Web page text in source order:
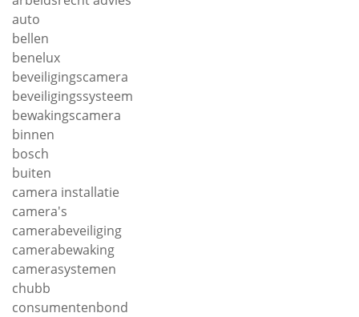
auto
bellen
benelux
beveiligingscamera
beveiligingssysteem
bewakingscamera
binnen
bosch
buiten
camera installatie
camera's
camerabeveiliging
camerabewaking
camerasystemen
chubb
consumentenbond